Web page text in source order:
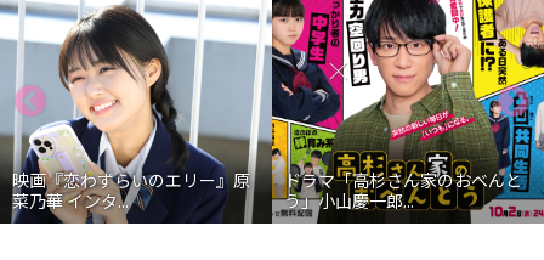
映画『恋わずらいのエリー』原
菜乃華 インタ...
ドラマ「高杉さん家のおべんと
う」小山慶一郎...